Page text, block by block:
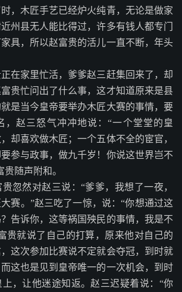
木匠手艺已经炉火纯青，无论是做家
州县无人能比得过，许多有钱人都专门
具，所以赵富贵的活儿一直不断，年头
家里忙活，爹爹赵三赶集回来了，却
贵忙问出了什么事，这才知道原来是县
是当今皇帝要举办木匠大赛的事情，要
，赵三怒气冲冲地说：“一个堂堂的皇
却喜欢做木匠；一个五体不全的宦官，
参与政事，做九千岁！你说这世界岂不
随声附和。
然对赵三说：“爹爹，我想了一夜，
赛。”赵三吃了一惊，说：“你想通过这
告诉你，这等祸国殃民的事情，我是不
贵就说了自己的打算，原来他对自己的
这次参加比赛说不定就会夺冠，到时就
这也是见到皇帝唯一的一次机会，到时
，让他迷途知返。赵三迟疑着说：“你